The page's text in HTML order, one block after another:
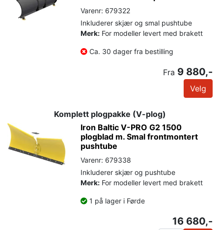
Varenr: 679322
Inkluderer skjær og smal pushtube
Merk: For modeller levert med brakett
Ca. 30 dager fra bestilling
Fra 9 880,-
Velg
Komplett plogpakke (V-plog)
Iron Baltic V-PRO G2 1500
plogblad m. Smal frontmontert
pushtube
Varenr: 679338
Inkluderer skjær og pushtube
Merk: For modeller levert med brakett
1 på lager i Førde
16 680,-